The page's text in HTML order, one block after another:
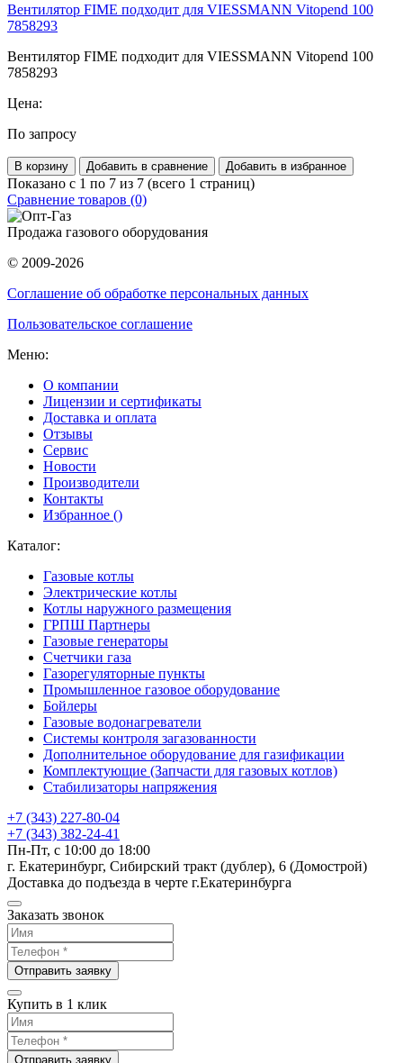
Вентилятор FIME подходит для VIESSMANN Vitopend 100
7858293
Вентилятор FIME подходит для VIESSMANN Vitopend 100
7858293
Цена:
По запросу
В корзину Добавить в сравнение Добавить в избранное
Показано с 1 по 7 из 7 (всего 1 страниц)
Сравнение товаров (0)
Продажа газового оборудования
© 2009-2026
Соглашение об обработке персональных данных
Пользовательское соглашение
Меню:
О компании
Лицензии и сертификаты
Доставка и оплата
Отзывы
Сервис
Новости
Производители
Контакты
Избранное ()
Каталог:
Газовые котлы
Электрические котлы
Котлы наружного размещения
ГРПШ Партнеры
Газовые генераторы
Счетчики газа
Газорегуляторные пункты
Промышленное газовое оборудование
Бойлеры
Газовые водонагреватели
Системы контроля загазованности
Дополнительное оборудование для газификации
Комплектующие (Запчасти для газовых котлов)
Стабилизаторы напряжения
+7 (343) 227-80-04
+7 (343) 382-24-41
Пн-Пт, с 10:00 до 18:00
г. Екатеринбург, Сибирский тракт (дублер), 6 (Домострой)
Доставка до подъезда в черте г.Екатеринбурга
Заказать звонок
Отправить заявку
Купить в 1 клик
Отправить заявку